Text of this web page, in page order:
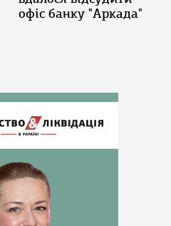
офіс банку "Аркада"